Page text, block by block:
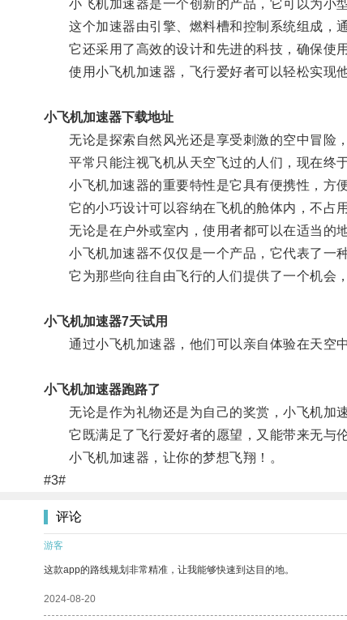
小飞机加速器是一个创新的产品，它可以为小型
这个加速器由引擎、燃料槽和控制系统组成，通
它还采用了高效的设计和先进的科技，确保使用
使用小飞机加速器，飞行爱好者可以轻松实现他
小飞机加速器下载地址
无论是探索自然风光还是享受刺激的空中冒险，
平常只能注视飞机从天空飞过的人们，现在终于
小飞机加速器的重要特性是它具有便携性，方便
它的小巧设计可以容纳在飞机的舱体内，不占用
无论是在户外或室内，使用者都可以在适当的地
小飞机加速器不仅仅是一个产品，它代表了一种
它为那些向往自由飞行的人们提供了一个机会，
小飞机加速器7天试用
通过小飞机加速器，他们可以亲自体验在天空中
小飞机加速器跑路了
无论是作为礼物还是为自己的奖赏，小飞机加速
它既满足了飞行爱好者的愿望，又能带来无与伦
小飞机加速器，让你的梦想飞翔！。
#3#
评论
游客
这款app的路线规划非常精准，让我能够快速到达目的地。
2024-08-20